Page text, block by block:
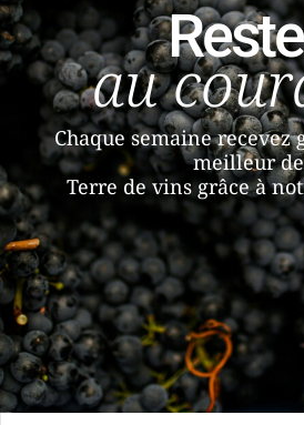
au
Chaque semaine recevez
meilleur de
Terre de vins grâce à